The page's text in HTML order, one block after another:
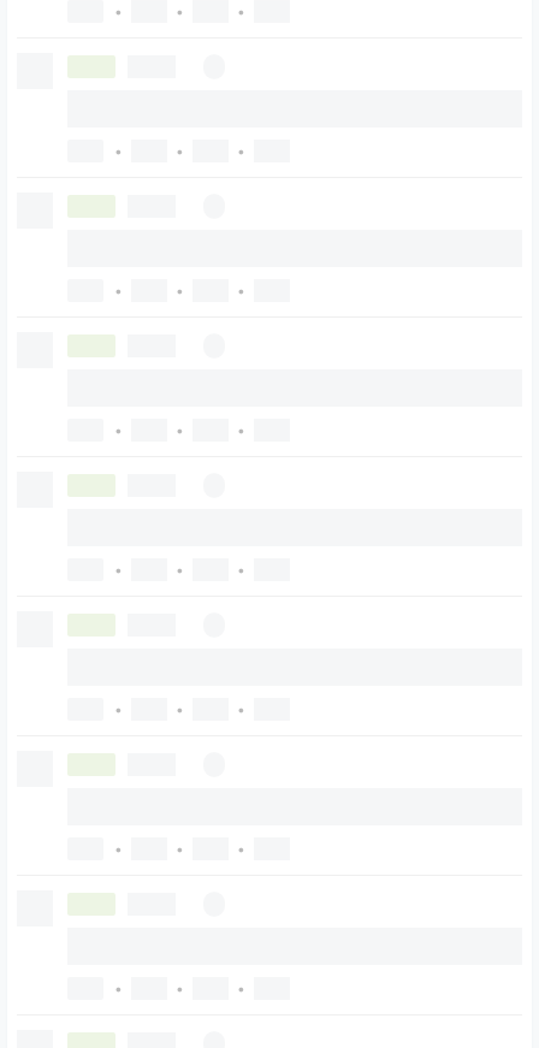
• • •
• • •
• • •
• • •
• • •
• • •
• • •
• • •